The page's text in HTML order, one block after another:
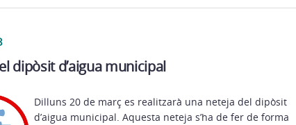
dipòsit d’aigua municipal
Dilluns 20 de març es realitzarà una neteja del dipòsit
d’aigua municipal. Aquesta neteja s’ha de fer de forma